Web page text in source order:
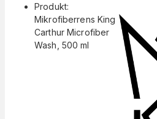
Produkt:
Mikrofiberrens King
Carthur Microfiber
Wash, 500 ml